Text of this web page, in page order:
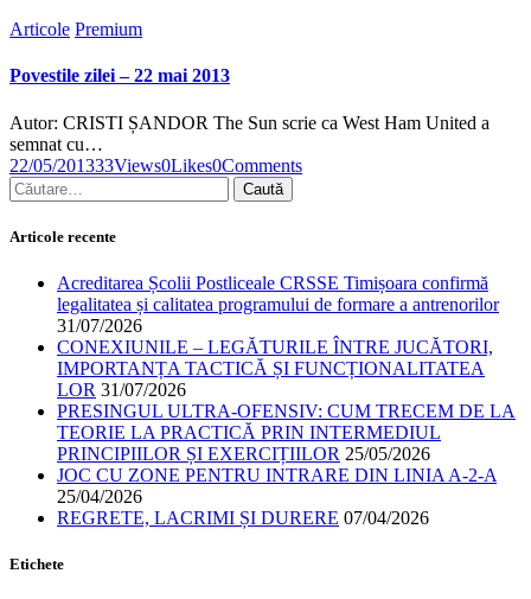
facebook-
twitter-
dribble-
instagram
Articole Premium
Povestile zilei – 22 mai 2013
Autor: CRISTI ȘANDOR The Sun scrie ca West Ham United a
semnat cu…
22/05/201333Views0Likes0Comments
Caută
după:
Articole recente
Acreditarea Școlii Postliceale CRSSE Timișoara confirmă
legalitatea și calitatea programului de formare a antrenorilor
31/07/2026
CONEXIUNILE – LEGĂTURILE ÎNTRE JUCĂTORI,
IMPORTANȚA TACTICĂ ȘI FUNCȚIONALITATEA
LOR 31/07/2026
PRESINGUL ULTRA-OFENSIV: CUM TRECEM DE LA
TEORIE LA PRACTICĂ PRIN INTERMEDIUL
PRINCIPIILOR ȘI EXERCIȚIILOR 25/05/2026
JOC CU ZONE PENTRU INTRARE DIN LINIA A-2-A
25/04/2026
REGRETE, LACRIMI ȘI DURERE 07/04/2026
Etichete